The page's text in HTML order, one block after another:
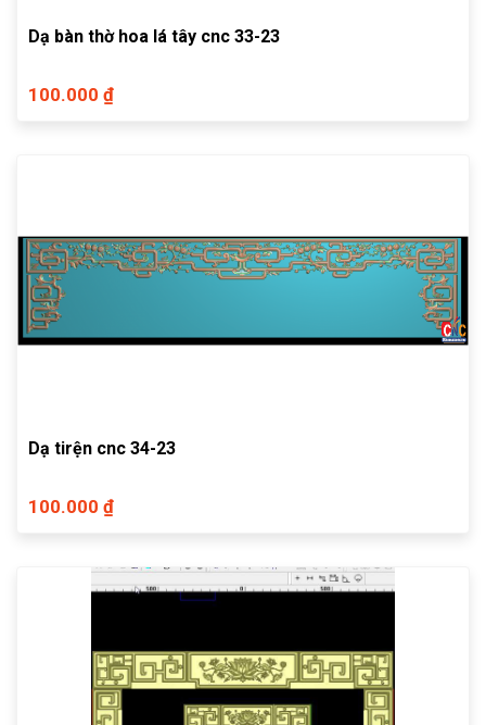
Dạ bàn thờ hoa lá tây cnc 33-23
100.000 ₫
Dạ tirện cnc 34-23
100.000 ₫